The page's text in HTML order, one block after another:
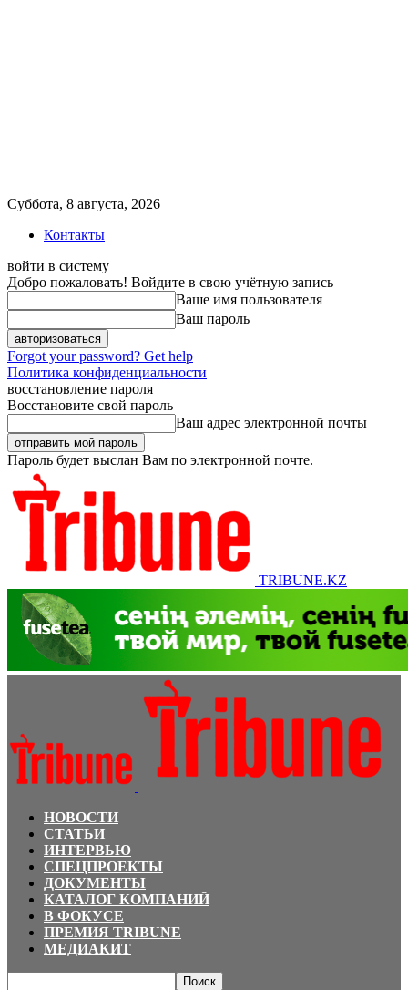
Суббота, 8 августа, 2026
Контакты
войти в систему
Добро пожаловать! Войдите в свою учётную запись
Ваше имя пользователя
Ваш пароль
Forgot your password? Get help
Политика конфиденциальности
восстановление пароля
Восстановите свой пароль
Ваш адрес электронной почты
Пароль будет выслан Вам по электронной почте.
TRIBUNE.KZ
НОВОСТИ
СТАТЬИ
ИНТЕРВЬЮ
СПЕЦПРОЕКТЫ
ДОКУМЕНТЫ
КАТАЛОГ КОМПАНИЙ
В ФОКУСЕ
ПРЕМИЯ TRIBUNE
МЕДИАКИТ